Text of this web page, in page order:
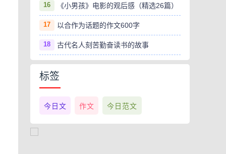
16 《小男孩》电影的观后感（精选26篇）
17 以合作为话题的作文600字
18 古代名人刻苦勤奋读书的故事
标签
今日文 作文 今日范文